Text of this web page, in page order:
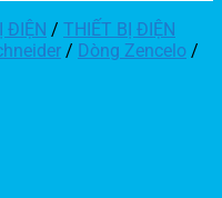
ĐIỆN / THIẾT BỊ ĐIỆN
/ Dòng Zencelo /